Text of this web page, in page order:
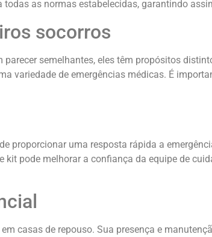
as normas estabelecidas, garantindo
socorros
semelhantes, eles têm propósitos
variedade de emergências médicas. É
proporcionar uma resposta rápida a
pode melhorar a confiança da equipe de
casas de repouso. Sua presença e